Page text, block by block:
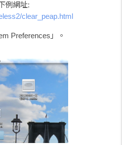
例網址:
clear_peap.html
Preferences」。